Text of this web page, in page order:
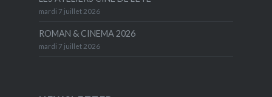
mardi 7 juillet 2026
ROMAN & CINEMA 2026
mardi 7 juillet 2026